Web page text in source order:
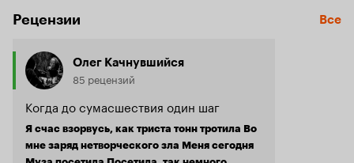
Рецензии Все
Олег Качнувшийся
85 рецензий
Когда до сумасшествия один шаг
Я счас взорвусь, как триста тонн тротила Во
мне заряд нетворческого зла Меня сегодня